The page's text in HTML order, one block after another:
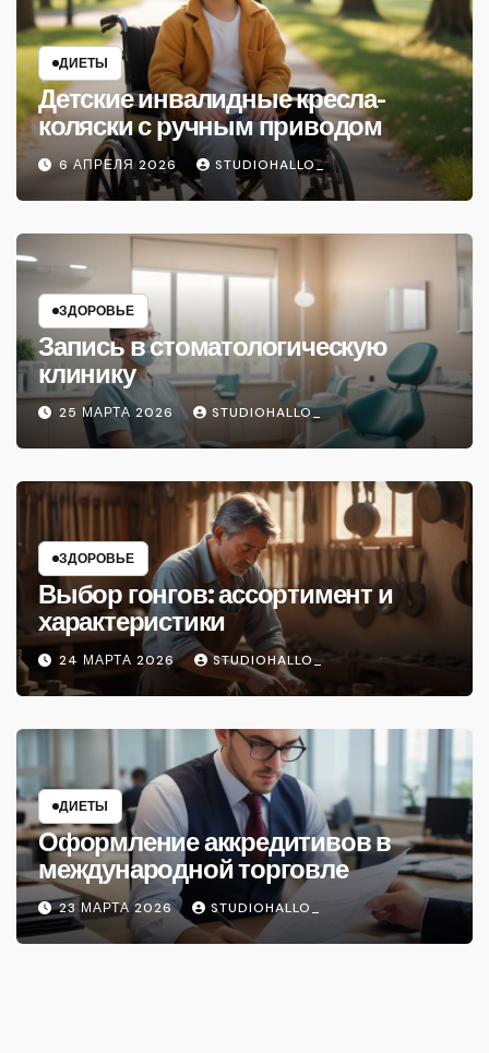
ДИЕТЫ
Детские инвалидные кресла-
коляски с ручным приводом
6 АПРЕЛЯ 2026 STUDIOHALLO_
ЗДОРОВЬЕ
Запись в стоматологическую
клинику
25 МАРТА 2026 STUDIOHALLO_
ЗДОРОВЬЕ
Выбор гонгов: ассортимент и
характеристики
24 МАРТА 2026 STUDIOHALLO_
ДИЕТЫ
Оформление аккредитивов в
международной торговле
23 МАРТА 2026 STUDIOHALLO_